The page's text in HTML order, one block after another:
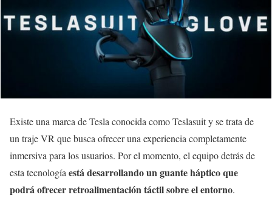
Existe una marca de Tesla conocida como Teslasuit y se trata de
un traje VR que busca ofrecer una experiencia completamente
inmersiva para los usuarios. Por el momento, el equipo detrás de
esta tecnologíaestá desarrollando un guante háptico que
podrá ofrecer retroalimentación táctil sobre el entorno.